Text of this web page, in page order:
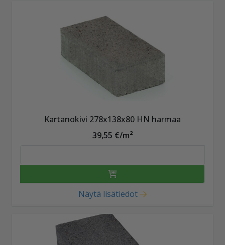
Kartanokivi 278x138x80 HN harmaa
39,55 €/m²
Näytä lisätiedot